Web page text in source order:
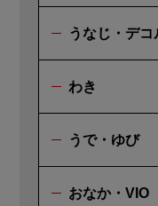
うなじ・デコ
わき
うで・ゆび
おなか・VIO